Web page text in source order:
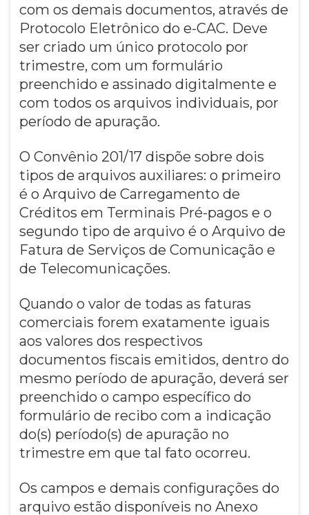
com os demais documentos, através de
Protocolo Eletrônico do e-CAC. Deve
ser criado um único protocolo por
trimestre, com um formulário
preenchido e assinado digitalmente e
com todos os arquivos individuais, por
período de apuração.
O Convênio 201/17 dispõe sobre dois
tipos de arquivos auxiliares: o primeiro
é o Arquivo de Carregamento de
Créditos em Terminais Pré-pagos e o
segundo tipo de arquivo é o Arquivo de
Fatura de Serviços de Comunicação e
de Telecomunicações.
Quando o valor de todas as faturas
comerciais forem exatamente iguais
aos valores dos respectivos
documentos fiscais emitidos, dentro do
mesmo período de apuração, deverá ser
preenchido o campo específico do
formulário de recibo com a indicação
do(s) período(s) de apuração no
trimestre em que tal fato ocorreu.
Os campos e demais configurações do
arquivo estão disponíveis no Anexo